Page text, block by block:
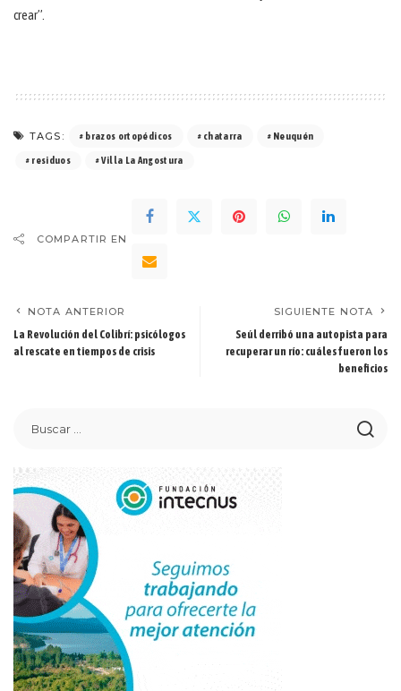
crear”.
TAGS: brazos ortopédicos chatarra Neuquén
residuos Villa La Angostura
COMPARTIR EN
NOTA ANTERIOR
La Revolución del Colibrí: psicólogos
al rescate en tiempos de crisis
SIGUIENTE NOTA
Seúl derribó una autopista para
recuperar un río: cuáles fueron los
beneficios